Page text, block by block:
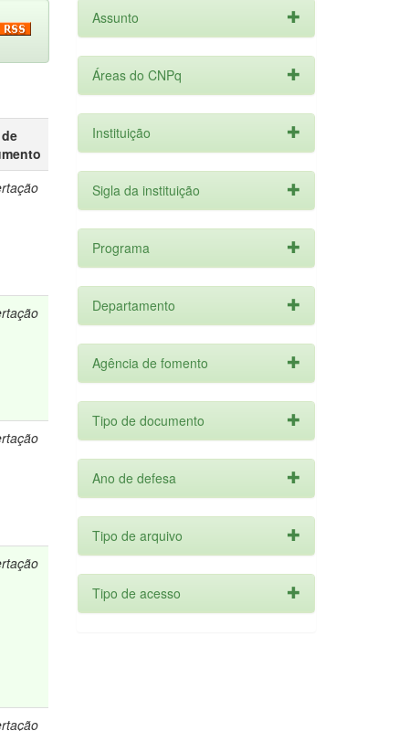
Assunto
Áreas do CNPq
Instituição
Sigla da instituição
Programa
Departamento
Agência de fomento
Tipo de documento
Ano de defesa
Tipo de arquivo
Tipo de acesso